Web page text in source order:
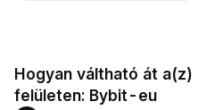
Hogyan váltható át a(z)
felületen: Bybit-eu